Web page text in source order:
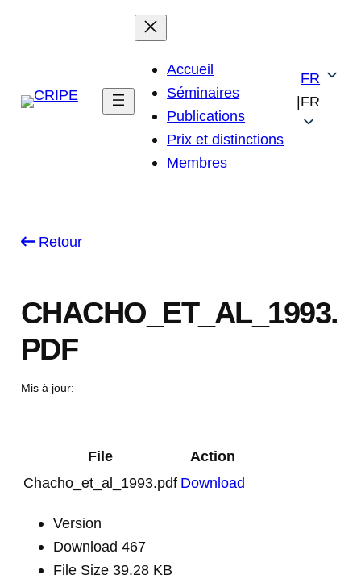
Accueil
Séminaires
Publications
Prix et distinctions
Membres
|
FR
FR
Retour
CHACHO_ET_AL_1993.
PDF
Mis à jour:
File
Action
Chacho_et_al_1993.pdf Download
Version
Download 467
File Size 39.28 KB